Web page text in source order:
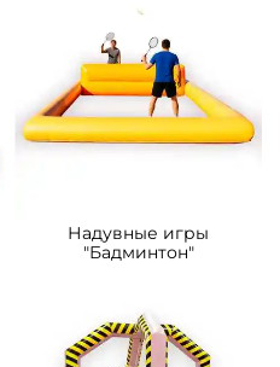
Надувные игры
"Бадминтон"